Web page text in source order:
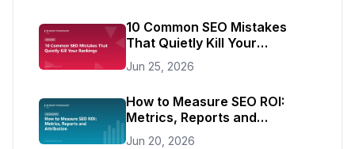
10 Common SEO Mistakes
That Quietly Kill Your
Rankings
Jun 25, 2026
How to Measure SEO ROI:
Metrics, Reports and
Attribution
Jun 20, 2026